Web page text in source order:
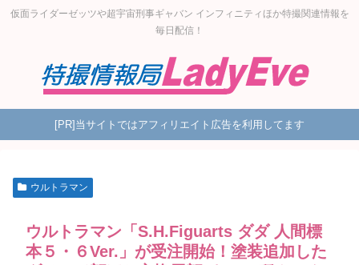
仮面ライダーゼッツや超宇宙刑事ギャバン インフィニティほか特撮関連情報を
毎日配信！
[PR]当サイトではアフィリエイト広告を利用してます
ウルトラマン
ウルトラマン「S.H.Figuarts ダダ 人間標
本５・６Ver.」が受注開始！塗装追加した